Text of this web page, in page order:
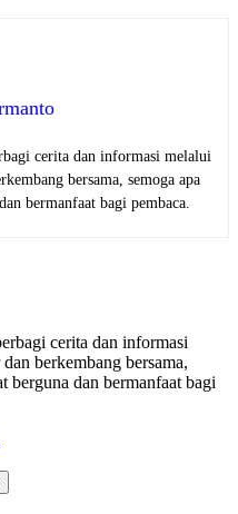
cerita dan informasi melalui
bersama, semoga apa
bermanfaat bagi pembaca.
cerita dan informasi
berkembang bersama,
berguna dan bermanfaat bagi